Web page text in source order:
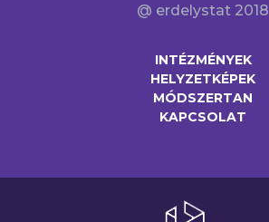
@ erdelystat 2018
INTÉZMÉNYEK
HELYZETKÉPEK
MÓDSZERTAN
KAPCSOLAT